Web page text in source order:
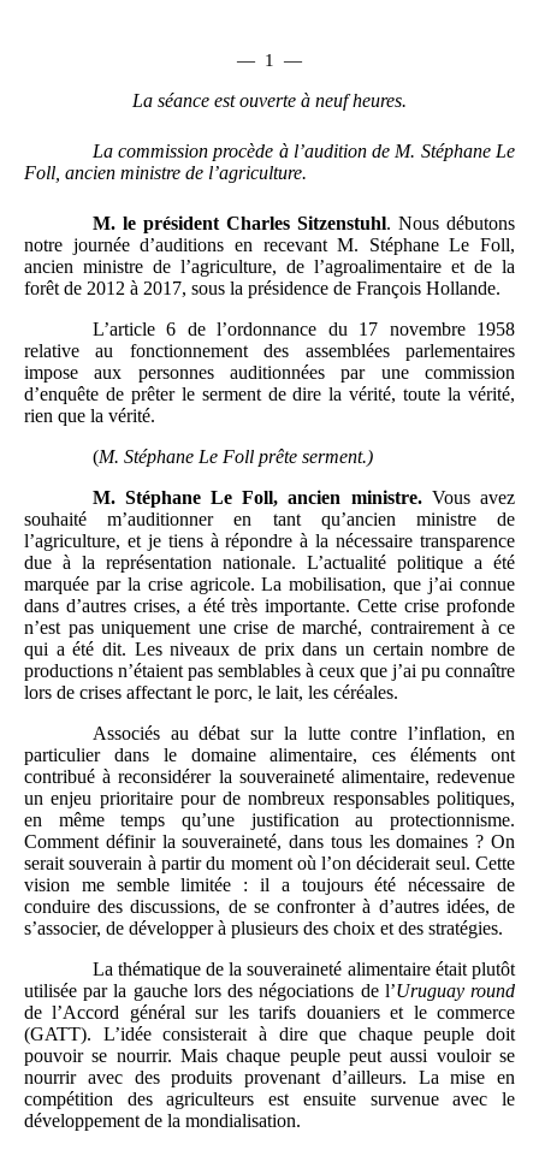
— 1 —
La séance est ouverte à neuf heures.
La commission procède à l’audition de M. Stéphane Le
Foll, ancien ministre de l’agriculture.
M. le président Charles Sitzenstuhl. Nous débutons
notre journée d’auditions en recevant M. Stéphane Le Foll,
ancien ministre de l’agriculture, de l’agroalimentaire et de la
forêt de 2012 à 2017, sous la présidence de François Hollande.
L’article 6 de l’ordonnance du 17 novembre 1958
relative au fonctionnement des assemblées parlementaires
impose aux personnes auditionnées par une commission
d’enquête de prêter le serment de dire la vérité, toute la vérité,
rien que la vérité.
(M. Stéphane Le Foll prête serment.)
M. Stéphane Le Foll, ancien ministre.Vous avez
souhaité m’auditionner en tant qu’ancien ministre de
l’agriculture, et je tiens à répondre à la nécessaire transparence
due à la représentation nationale. L’actualité politique a été
marquée par la crise agricole. La mobilisation, que j’ai connue
dans d’autres crises, a été très importante. Cette crise profonde
n’est pas uniquement une crise de marché, contrairement à ce
qui a été dit. Les niveaux de prix dans un certain nombre de
productions n’étaient pas semblables à ceux que j’ai pu connaître
lors de crises affectant le porc, le lait, les céréales.
Associés au débat sur la lutte contre l’inflation, en
particulier dans le domaine alimentaire, ces éléments ont
contribué à reconsidérer la souveraineté alimentaire, redevenue
un enjeu prioritaire pour de nombreux responsables politiques,
en même temps qu’une justification au protectionnisme.
Comment définir la souveraineté, dans tous les domaines ? On
serait souverain à partir du moment où l’on déciderait seul. Cette
vision me semble limitée : il a toujours été nécessaire de
conduire des discussions, de se confronter à d’autres idées, de
s’associer, de développer à plusieurs des choix et des stratégies.
La thématique de la souveraineté alimentaire était plutôt
utilisée par la gauche lors des négociations de l’Uruguay round
de l’Accord général sur les tarifs douaniers et le commerce
(GATT). L’idée consisterait à dire que chaque peuple doit
pouvoir se nourrir. Mais chaque peuple peut aussi vouloir se
nourrir avec des produits provenant d’ailleurs. La mise en
compétition des agriculteurs est ensuite survenue avec le
développement de la mondialisation.